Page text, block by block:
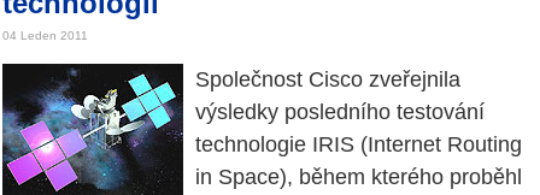
04 Leden 2011
Společnost Cisco zveřejnila
výsledky posledního testování
technologie IRIS (Internet Routing
in Space), během kterého proběhl